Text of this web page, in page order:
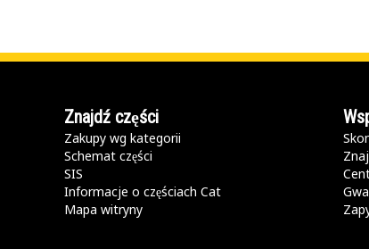
Znajdź części
Zakupy wg kategorii
Schemat części
SIS
Informacje o częściach Cat
Mapa witryny